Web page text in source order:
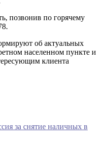
позвонив по горячему
об актуальных
населенном пункте и
клиента
за снятие наличных в